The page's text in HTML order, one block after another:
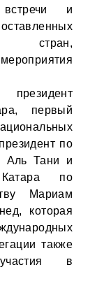
и
стран,
первый
по
Аль Тани и
Катара по
Мариам
которая
также
в